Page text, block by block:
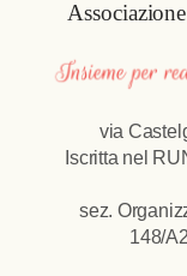
via
Iscritta nel
sez.
148/